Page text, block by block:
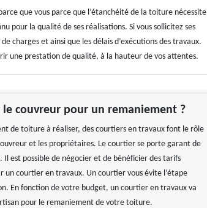
que vous parce que l’étanchéité de la toiture nécessite
pour la qualité de ses réalisations. Si vous sollicitez ses
charges et ainsi que les délais d’exécutions des travaux.
une prestation de qualité, à la hauteur de vos attentes.
couvreur pour un remaniement ?
de toiture à réaliser, des courtiers en travaux font le rôle
et les propriétaires. Le courtier se porte garant de
Il est possible de négocier et de bénéficier des tarifs
un courtier en travaux. Un courtier vous évite l’étape
En fonction de votre budget, un courtier en travaux va
pour le remaniement de votre toiture.